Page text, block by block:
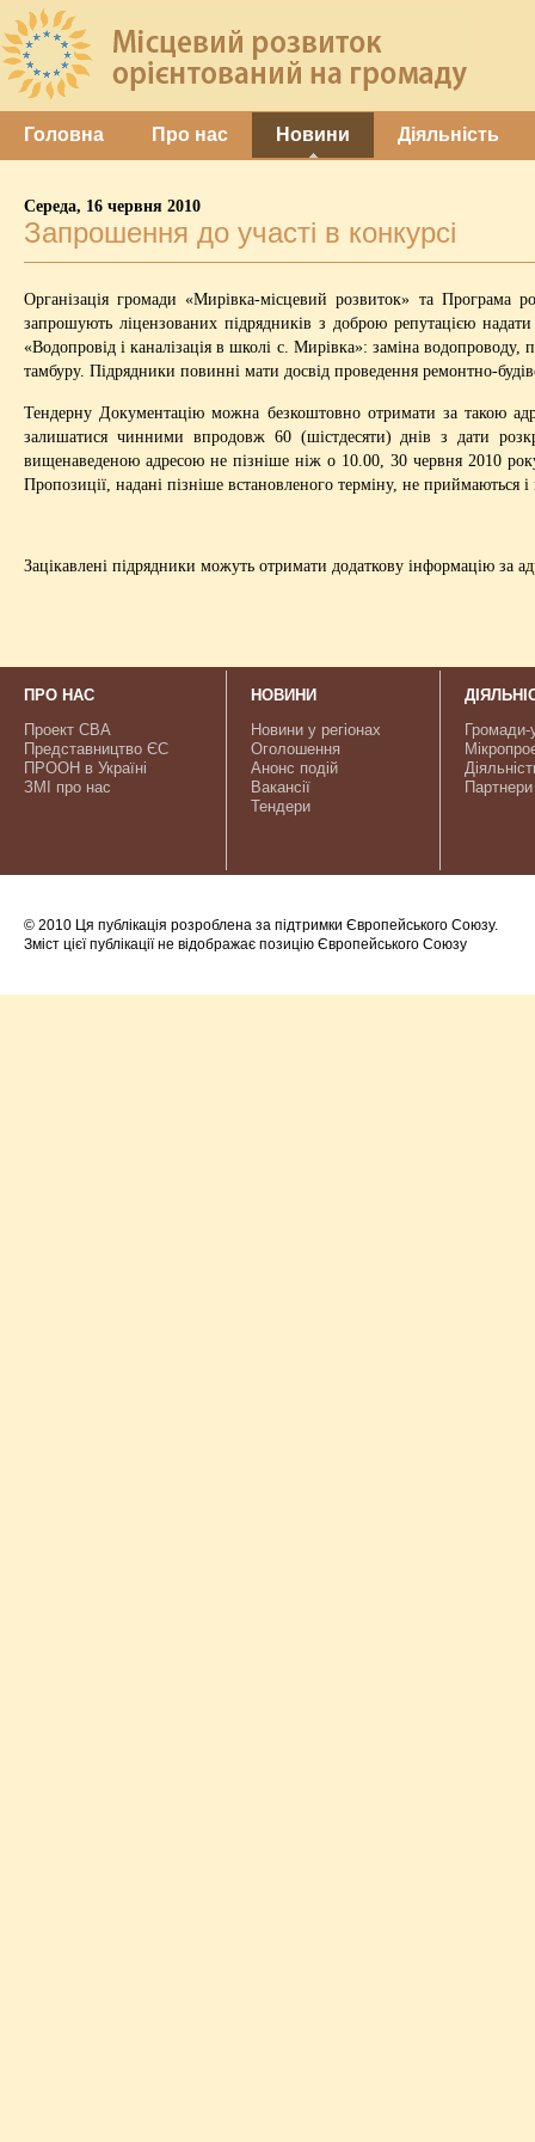
Головна Про нас Новини Діяльність
Середа, 16 червня 2010
Запрошення до участі в конкурсі
Організація громади «Мирівка-місцевий розвиток» та
запрошують ліцензованих підрядників з доброю репутацією
«Водопровід і каналізація в школі с. Мирівка»: заміна водопроводу,
тамбуру. Підрядники повинні мати досвід проведення ремонтно-
Тендерну Документацію можна безкоштовно отримати за такою
залишатися чинними впродовж 60 (шістдесяти) днів з дати
вищенаведеною адресою не пізніше ніж о 10.00, 30 червня 2010
Пропозиції, надані пізніше встановленого терміну, не приймаються
Зацікавлені підрядники можуть отримати додаткову інформацію за
ПРО НАС
Проект CBA
Представництво ЄС
ПРООН в Україні
ЗМІ про нас
НОВИНИ
Новини у регіонах
Оголошення
Анонс подій
Вакансії
Тендери
Громади-
Партнери
© 2010 Ця публікація розроблена за підтримки Європейського Союзу.
Зміст цієї публікації не відображає позицію Європейського Союзу